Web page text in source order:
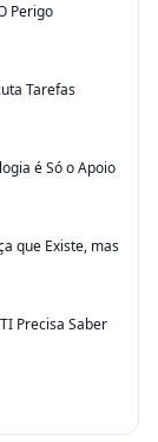
Perigo
Tarefas
é Só o Apoio
que Existe, mas
Precisa Saber